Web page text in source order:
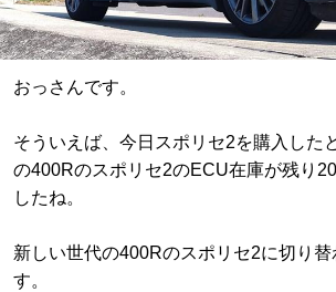
おっさんです。
そういえば、今日スポリセ2を購入した
の400Rのスポリセ2のECU在庫が残り
したね。
新しい世代の400Rのスポリセ2に切り
す。